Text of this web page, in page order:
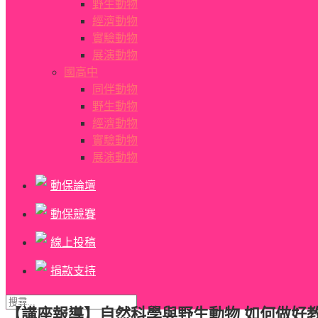
野生動物
經濟動物
實驗動物
展演動物
國高中
同伴動物
野生動物
經濟動物
實驗動物
展演動物
動保論壇
動保競賽
線上投稿
捐款支持
【講座報導】自然科學與野生動物 如何做好